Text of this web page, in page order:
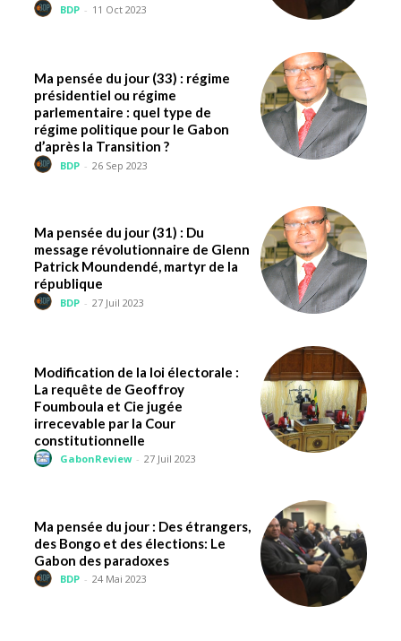
BDP - 11 Oct 2023
Ma pensée du jour (33) : régime
présidentiel ou régime
parlementaire : quel type de
régime politique pour le Gabon
d’après la Transition ?
BDP - 26 Sep 2023
Ma pensée du jour (31) : Du
message révolutionnaire de Glenn
Patrick Moundendé, martyr de la
république
BDP - 27 Juil 2023
Modification de la loi électorale :
La requête de Geoffroy
Foumboula et Cie jugée
irrecevable par la Cour
constitutionnelle
GabonReview - 27 Juil 2023
Ma pensée du jour : Des étrangers,
des Bongo et des élections: Le
Gabon des paradoxes
BDP - 24 Mai 2023